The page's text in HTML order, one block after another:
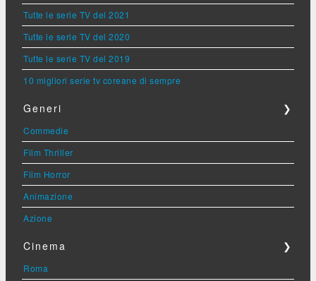
Tutte le serie TV del 2021
Tutte le serie TV del 2020
Tutte le serie TV del 2019
10 migliori serie tv coreane di sempre
Generi ❯
Commedie
Film Thriller
Film Horror
Animazione
Azione
Cinema ❯
Roma